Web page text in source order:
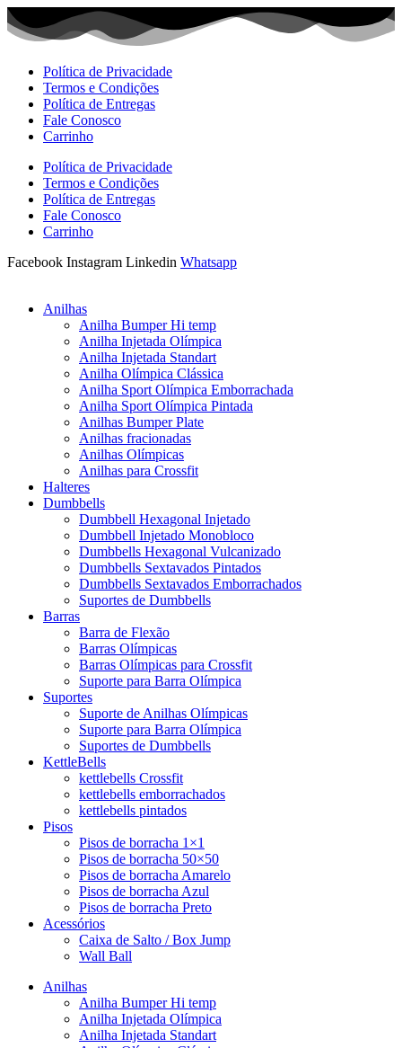
Ir
para
Política de Privacidade
Termos e Condições
Política de Entregas
Fale Conosco
Carrinho
Política de Privacidade
Termos e Condições
Política de Entregas
Fale Conosco
Carrinho
Facebook Instagram Linkedin Whatsapp
Anilhas
Anilha Bumper Hi temp
Anilha Injetada Olímpica
Anilha Injetada Standart
Anilha Olímpica Clássica
Anilha Sport Olímpica Emborrachada
Anilha Sport Olímpica Pintada
Anilhas Bumper Plate
Anilhas fracionadas
Anilhas Olímpicas
Anilhas para Crossfit
Halteres
Dumbbells
Dumbbell Hexagonal Injetado
Dumbbell Injetado Monobloco
Dumbbells Hexagonal Vulcanizado
Dumbbells Sextavados Pintados
Dumbbells Sextavados Emborrachados
Suportes de Dumbbells
Barras
Barra de Flexão
Barras Olímpicas
Barras Olímpicas para Crossfit
Suporte para Barra Olímpica
Suportes
Suporte de Anilhas Olímpicas
Suporte para Barra Olímpica
Suportes de Dumbbells
KettleBells
kettlebells Crossfit
kettlebells emborrachados
kettlebells pintados
Pisos
Pisos de borracha 1×1
Pisos de borracha 50×50
Pisos de borracha Amarelo
Pisos de borracha Azul
Pisos de borracha Preto
Acessórios
Caixa de Salto / Box Jump
Wall Ball
Anilhas
Anilha Bumper Hi temp
Anilha Injetada Olímpica
Anilha Injetada Standart